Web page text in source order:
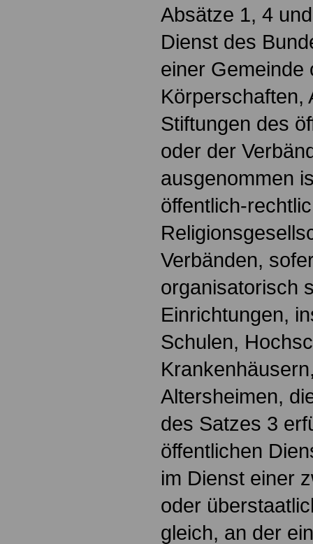
Absätze 1, 4
Dienst des
einer Gemeinde
Körperschaften,
Stiftungen des
oder der
ausgenommen
öffentlich-
Verbänden,
organisatorisch
Einrichtungen,
Schulen,
Altersheimen,
des Satzes 3
öffentlichen
im Dienst einer
oder
gleich, an der